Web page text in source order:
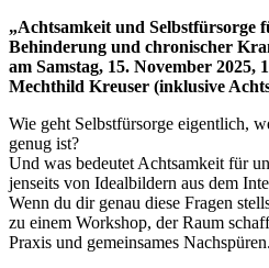
„Achtsamkeit und Selbstfürsorge
Behinderung und chronischer
am Samstag, 15. November
Mechthild Kreuser (inklusive
Wie geht Selbstfürsorge eigentlich,
genug ist?
Und was bedeutet Achtsamkeit für
jenseits von Idealbildern aus dem
Wenn du dir genau diese Fragen
zu einem Workshop, der Raum
Praxis und gemeinsames Nachspüren.